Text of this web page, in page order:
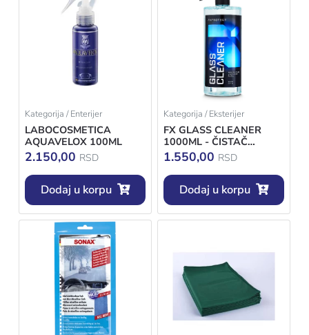
Kategorija / Enterijer
LABOCOSMETICA
AQUAVELOX 100ML
2.150,00 RSD
Dodaj u korpu
Kategorija / Eksterijer
FX GLASS CLEANER
1000ML - ČISTAČ
STAKLA
1.550,00 RSD
Dodaj u korpu